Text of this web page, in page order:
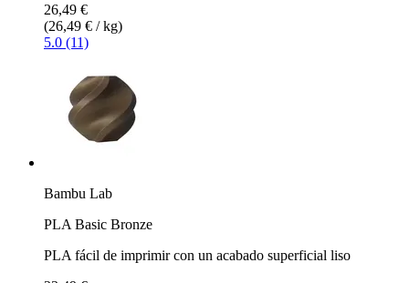
26,49 €
(26,49 € / kg)
5.0 (11)
Bambu Lab
PLA Basic Bronze
PLA fácil de imprimir con un acabado superficial liso